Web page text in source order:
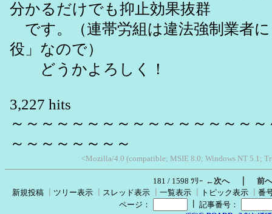
分かるだけでも抑止効果抜群
です。（連帯労組は違法強制業者
役」なので）
どうかよろしく！
3,227 hits
～～～～～～～～～～～～～～～～
～～～～～～～～
<Mozilla/4.0 (compatible; MSIE 8.0; Windows NT 5.1;
181 / 1598 ﾂﾘｰ ←次へ｜ 前
新規投稿
ツリー表示 スレッド表示 一覧表示 トピック表示
番
ページ：
記事番号：